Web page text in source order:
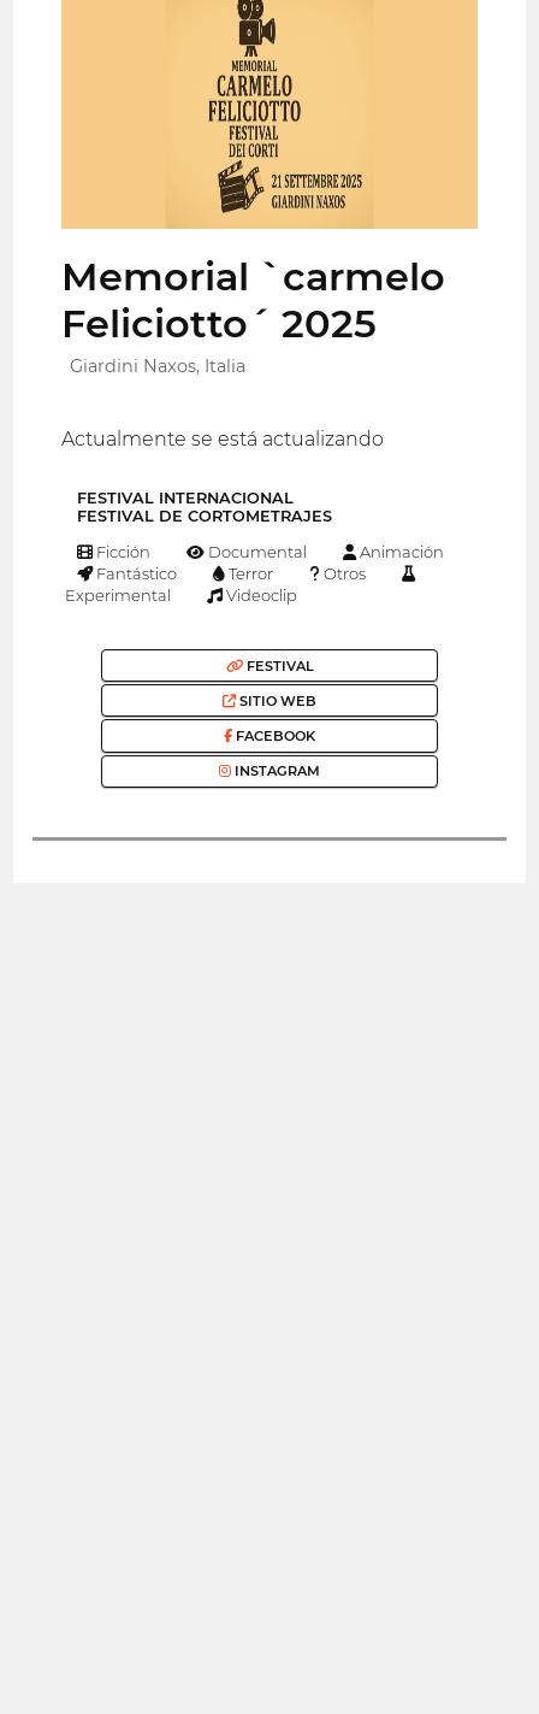
Memorial `carmelo
Feliciotto´ 2025
Giardini Naxos, Italia
Actualmente se está actualizando
FESTIVAL INTERNACIONAL
FESTIVAL DE CORTOMETRAJES
Ficción Documental
Animación
Fantástico
Terror
Otros
Experimental
Videoclip
FESTIVAL
SITIO WEB
FACEBOOK
INSTAGRAM